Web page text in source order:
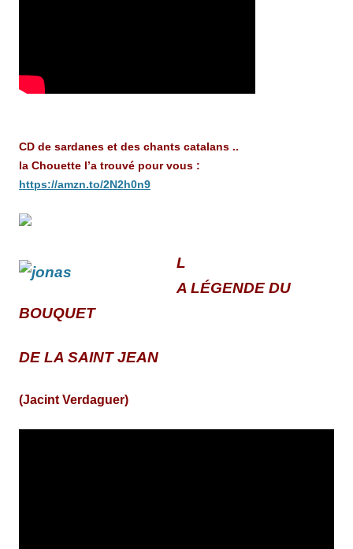
CD de sardanes et des chants catalans ..
la Chouette l’a trouvé pour vous :
https://amzn.to/2N2h0n9
L
A LÉGENDE DU
BOUQUET
DE LA SAINT JEAN
(Jacint Verdaguer)